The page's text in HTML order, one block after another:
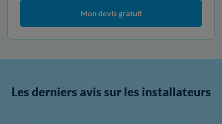
Mon devis gratuit
Les derniers avis sur les installateurs